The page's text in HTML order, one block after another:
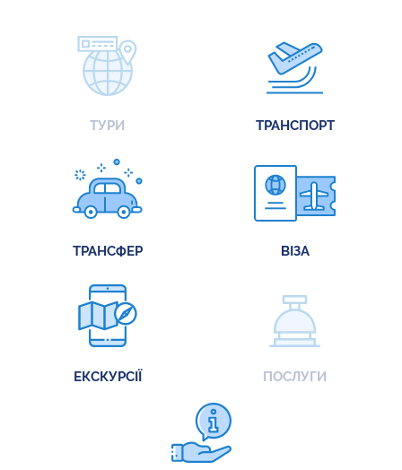
ТУРИ ТРАНСПОРТ
ТРАНСФЕР ВІЗА
ЕКСКУРСІЇ ПОСЛУГИ